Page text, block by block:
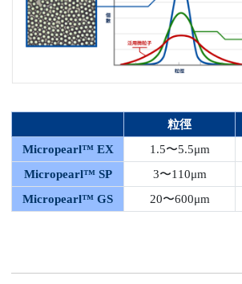
粒徑
Micropearl™ EX
1.5〜5.5μm
Micropearl™ SP
3〜110μm
Micropearl™ GS
20〜600μm